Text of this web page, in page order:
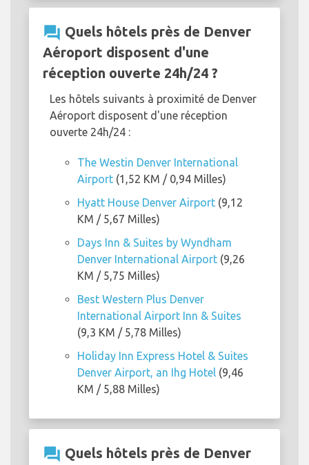
question_answer Quels hôtels près de Denver
Aéroport disposent d'une
réception ouverte 24h/24 ?
Les hôtels suivants à proximité de Denver
Aéroport disposent d'une réception
ouverte 24h/24 :
The Westin Denver International
Airport (1,52 KM / 0,94 Milles)
Hyatt House Denver Airport (9,12
KM / 5,67 Milles)
Days Inn & Suites by Wyndham
Denver International Airport (9,26
KM / 5,75 Milles)
Best Western Plus Denver
International Airport Inn & Suites
(9,3 KM / 5,78 Milles)
Holiday Inn Express Hotel & Suites
Denver Airport, an Ihg Hotel (9,46
KM / 5,88 Milles)
question_answer Quels hôtels près de Denver